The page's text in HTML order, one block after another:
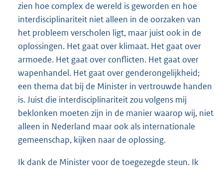
zien hoe complex de wereld is geworden en hoe
interdisciplinariteit niet alleen in de oorzaken van
het probleem verscholen ligt, maar juist ook in de
oplossingen. Het gaat over klimaat. Het gaat over
armoede. Het gaat over conflicten. Het gaat over
wapenhandel. Het gaat over genderongelijkheid;
een thema dat bij de Minister in vertrouwde handen
is. Juist die interdisciplinariteit zou volgens mij
beklonken moeten zijn in de manier waarop wij, niet
alleen in Nederland maar ook als internationale
gemeenschap, kijken naar de oplossing.
Ik dank de Minister voor de toegezegde steun. Ik